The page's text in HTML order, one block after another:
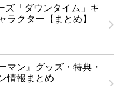
ズ「ダウンタイム」キ
ラクター【まとめ】
マン』グッズ・特典・
情報まとめ